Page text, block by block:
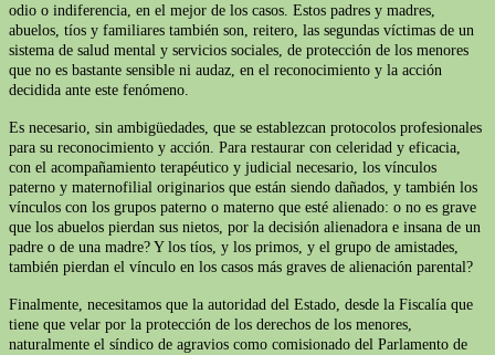
odio o indiferencia, en el mejor de los casos. Estos padres y madres,
abuelos, tíos y familiares también son, reitero, las segundas víctimas de un
sistema de salud mental y servicios sociales, de protección de los menores
que no es bastante sensible ni audaz, en el reconocimiento y la acción
decidida ante este fenómeno.
Es necesario, sin ambigüedades, que se establezcan protocolos profesionales
para su reconocimiento y acción. Para restaurar con celeridad y eficacia,
con el acompañamiento terapéutico y judicial necesario, los vínculos
paterno y maternofilial originarios que están siendo dañados, y también los
vínculos con los grupos paterno o materno que esté alienado: o no es grave
que los abuelos pierdan sus nietos, por la decisión alienadora e insana de un
padre o de una madre? Y los tíos, y los primos, y el grupo de amistades,
también pierdan el vínculo en los casos más graves de alienación parental?
Finalmente, necesitamos que la autoridad del Estado, desde la Fiscalía que
tiene que velar por la protección de los derechos de los menores,
naturalmente el síndico de agravios como comisionado del Parlamento de